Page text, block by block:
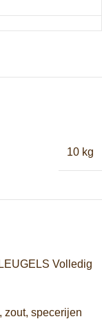
10 kg
Volledig
zout, specerijen